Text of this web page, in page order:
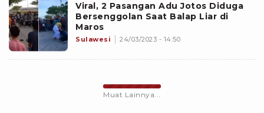
Viral, 2 Pasangan Adu Jotos Diduga
Bersenggolan Saat Balap Liar di
Maros
Sulawesi 24/03/2023 - 14:50
Muat Lainnya...